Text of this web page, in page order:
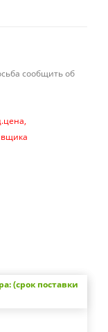
сообщить об
(срок поставки